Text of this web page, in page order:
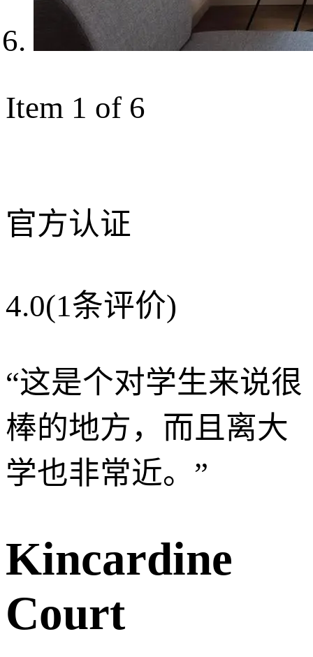
Item 1 of 6
官方认证
4.0(1条评价)
“这是个对学生来说很
棒的地方，而且离大
学也非常近。 ”
Kincardine
Court